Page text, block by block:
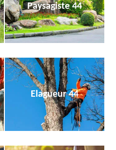
Paysagiste 44
Elagueur 44